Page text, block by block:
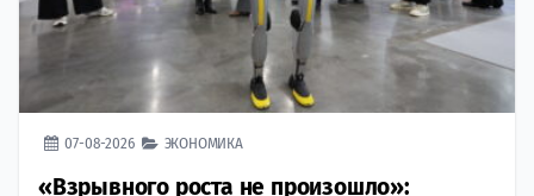
07-08-2026 ЭКОНОМИКА
«Взрывного роста не произошло»: